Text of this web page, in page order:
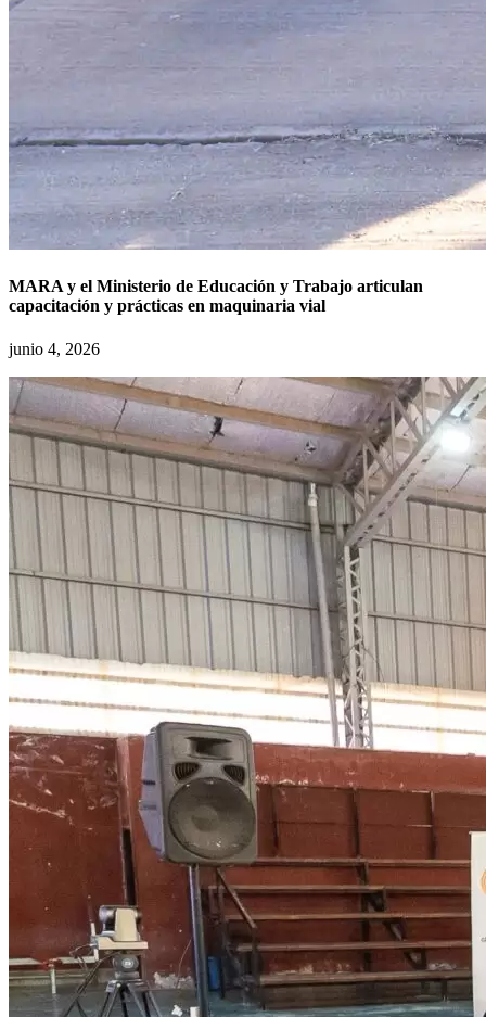
MARA y el Ministerio de Educación y Trabajo articulan
capacitación y prácticas en maquinaria vial
junio 4, 2026